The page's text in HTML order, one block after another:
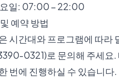
요일: 07:00 – 22:00
예약 방법
시간대와 프로그램에 따라
0321)로 문의해 주세요.
번에 진행하실 수 있습니다.